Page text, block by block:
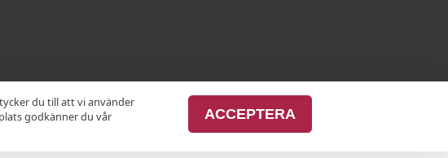
du till att vi använder
godkänner du vår
ACCEPTERA